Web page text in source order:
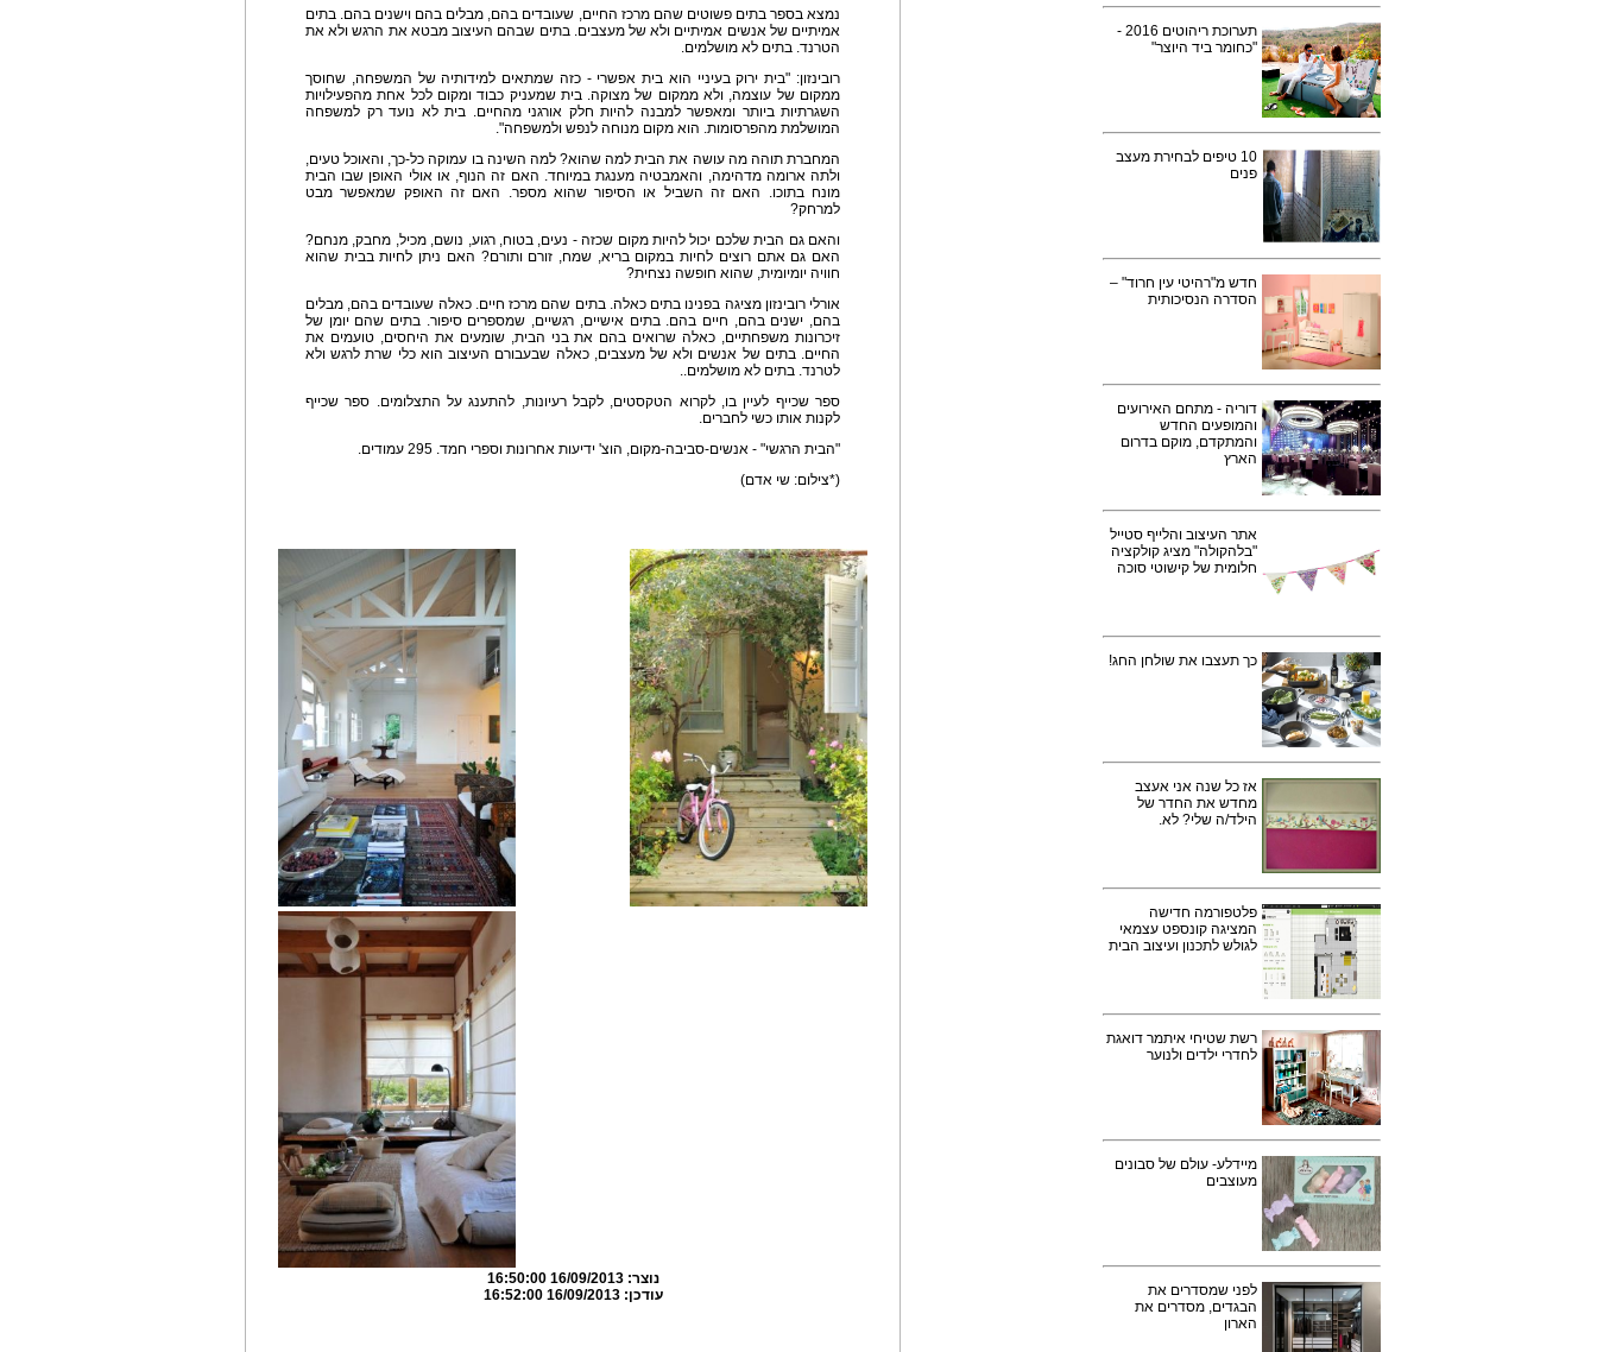
תערוכת ריהוטים 2016 -
"כחומר ביד היוצר"
10 טיפים לבחירת מעצב
פנים
חדש מ"רהיטי עין חרוד" –
הסדרה הנסיכותית
דוריה - מתחם האירועים
והמופעים החדש
והמתקדם, מוקם בדרום
הארץ
אתר העיצוב והלייף סטייל
"בלהקולה" מציג קולקציה
חלומית של קישוטי סוכה
כך תעצבו את שולחן החג!
אז כל שנה אני אעצב
מחדש את החדר של
הילד/ה שלי? לא.
פלטפורמה חדישה
המציגה קונספט עצמאי
לגולש לתכנון ועיצוב הבית
רשת שטיחי איתמר דואגת
לחדרי ילדים ולנוער
מיידלע- עולם של סבונים
מעוצבים
לפני שמסדרים את
הבגדים, מסדרים את
הארון
נמצא בספר בתים פשוטים שהם מרכז החיים, שעובדים בהם, מבלים בהם וישנים בהם. בתים
אמיתיים של אנשים אמיתיים ולא של מעצבים. בתים שבהם העיצוב מבטא את הרגש ולא את
הטרנד. בתים לא מושלמים.
רובינזון: "בית ירוק בעיניי הוא בית אפשרי - כזה שמתאים למידותיה של המשפחה, שחוסך
ממקום של עוצמה, ולא ממקום של מצוקה. בית שמעניק כבוד ומקום לכל אחת מהפעילויות
השגרתיות ביותר ומאפשר למבנה להיות חלק אורגני מהחיים. בית לא נועד רק למשפחה
המושלמת מהפרסומות. הוא מקום מנוחה לנפש ולמשפחה".
המחברת תוהה מה עושה את הבית למה שהוא? למה השינה בו עמוקה כל-כך, והאוכל טעים,
ולתה ארומה מדהימה, והאמבטיה מענגת במיוחד. האם זה הנוף, או אולי האופן שבו הבית
מונח בתוכו. האם זה השביל או הסיפור שהוא מספר. האם זה האופק שמאפשר מבט
למרחק?
והאם גם הבית שלכם יכול להיות מקום שכזה - נעים, בטוח, רגוע, נושם, מכיל, מחבק, מנחם?
האם גם אתם רוצים לחיות במקום בריא, שמח, זורם ותורם? האם ניתן לחיות בבית שהוא
חוויה יומיומית, שהוא חופשה נצחית?
אורלי רובינזון מציגה בפנינו בתים כאלה. בתים שהם מרכז חיים. כאלה שעובדים בהם, מבלים
בהם, ישנים בהם, חיים בהם. בתים אישיים, רגשיים, שמספרים סיפור. בתים שהם יומן של
זיכרונות משפחתיים, כאלה שרואים בהם את בני הבית, שומעים את היחסים, טועמים את
החיים. בתים של אנשים ולא של מעצבים, כאלה שבעבורם העיצוב הוא כלי שרת לרגש ולא
לטרנד. בתים לא מושלמים..
ספר שכייף לעיין בו, לקרוא הטקסטים, לקבל רעיונות, להתענג על התצלומים. ספר שכייף
לקנות אותו כשי לחברים.
"הבית הרגשי" - אנשים-סביבה-מקום, הוצ' ידיעות אחרונות וספרי חמד. 295 עמודים.
(*צילום: שי אדם)
נוצר:16/09/2013 16:50:00
עודכן:16/09/2013 16:52:00